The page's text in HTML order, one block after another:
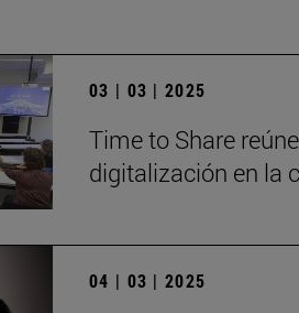
03 | 03 | 2025
Time to Share
digitalización en la
04 | 03 | 2025